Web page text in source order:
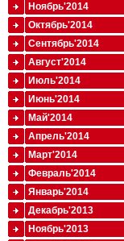
Ноябрь'2014
Октябрь'2014
Сентябрь'2014
Август'2014
Июль'2014
Июнь'2014
Май'2014
Апрель'2014
Март'2014
Февраль'2014
Январь'2014
Декабрь'2013
Ноябрь'2013